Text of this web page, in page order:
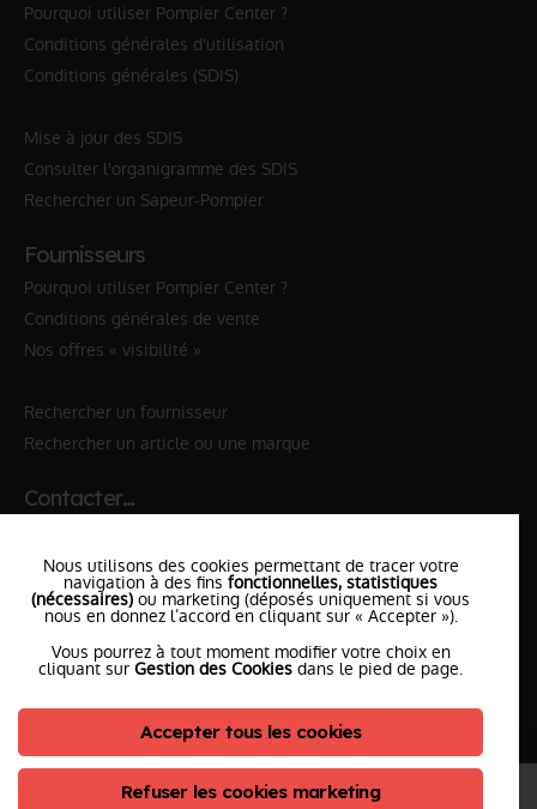
Pourquoi utiliser Pompier Center ?
Conditions générales d'utilisation
Conditions générales (SDIS)
Mise à jour des SDIS
Consulter l'organigramme des SDIS
Rechercher un Sapeur-Pompier
Fournisseurs
Pourquoi utiliser Pompier Center ?
Conditions générales de vente
Nos offres « visibilité »
Rechercher un fournisseur
Rechercher un article ou une marque
Contacter…
✆ 18№National Sapeurs-Pompiers
le SDISle plus proche
l'équipePompierCenter
©2026 Pompier Center • Mentions Légales •
Protection de vos données • Plan du Site
Nous utilisons des cookies permettant de tracer votre
navigation à des fins fonctionnelles, statistiques
(nécessaires) ou marketing (déposés uniquement si vous
nous en donnez l’accord en cliquant sur « Accepter »).
Vous pourrez à tout moment modifier votre choix en
cliquant sur Gestion des Cookies dans le pied de page.
Accepter tous les cookies
Refuser les cookies marketing